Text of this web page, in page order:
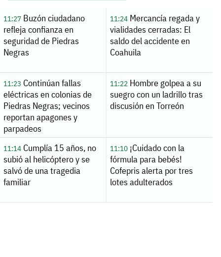
11:27Buzón ciudadano
refleja confianza en
seguridad de Piedras
Negras
11:24Mercancía regada y
vialidades cerradas: El
saldo del accidente en
Coahuila
11:23 Continúan fallas
eléctricas en colonias de
Piedras Negras; vecinos
reportan apagones y
parpadeos
11:22Hombre golpea a su
suegro con un ladrillo tras
discusión en Torreón
11:14Cumplía 15 años, no
subió al helicóptero y se
salvó de una tragedia
familiar
11:10¡Cuidado con la
fórmula para bebés!
Cofepris alerta por tres
lotes adulterados